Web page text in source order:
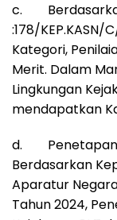
c. Berdasarkan
:178/
Kategori,
Merit. Dalam
Lingkungan
mendapatkan
d. Penetapan
Berdasarkan
Aparatur
Tahun 2024,